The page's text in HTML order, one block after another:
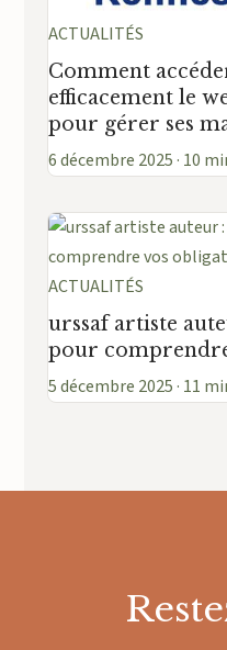
ACTUALITÉS
Comment
efficacement le
pour gérer ses
6 décembre 2025 · 10
ACTUALITÉS
urssaf artiste
pour
5 décembre 2025 · 11